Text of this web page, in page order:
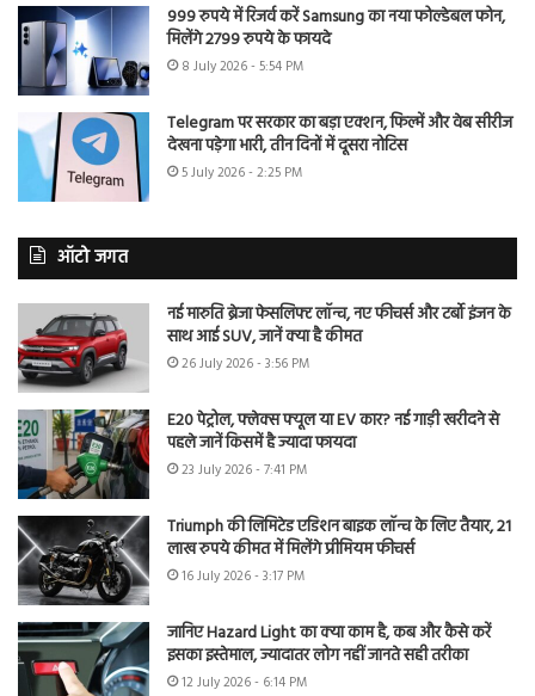
999 रुपये में रिजर्व करें Samsung का नया फोल्डेबल फोन,
मिलेंगे 2799 रुपये के फायदे
8 July 2026 - 5:54 PM
Telegram पर सरकार का बड़ा एक्शन, फिल्में और वेब सीरीज
देखना पड़ेगा भारी, तीन दिनों में दूसरा नोटिस
5 July 2026 - 2:25 PM
ऑटो जगत
नई मारुति ब्रेजा फेसलिफ्ट लॉन्च, नए फीचर्स और टर्बो इंजन के
साथ आई SUV, जानें क्या है कीमत
26 July 2026 - 3:56 PM
E20 पेट्रोल, फ्लेक्स फ्यूल या EV कार? नई गाड़ी खरीदने से
पहले जानें किसमें है ज्यादा फायदा
23 July 2026 - 7:41 PM
Triumph की लिमिटेड एडिशन बाइक लॉन्च के लिए तैयार, 21
लाख रुपये कीमत में मिलेंगे प्रीमियम फीचर्स
16 July 2026 - 3:17 PM
जानिए Hazard Light का क्या काम है, कब और कैसे करें
इसका इस्तेमाल, ज्यादातर लोग नहीं जानते सही तरीका
12 July 2026 - 6:14 PM